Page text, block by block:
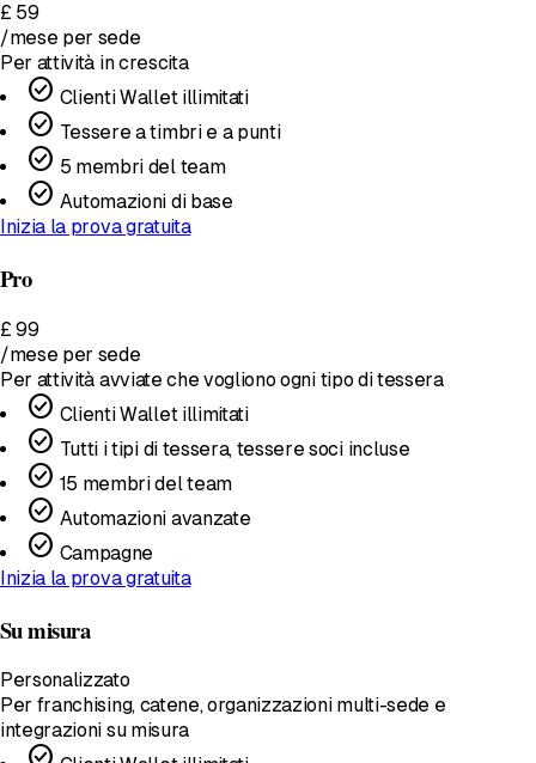
£ 59
/mese per sede
Per attività in crescita
check_circle Clienti Wallet illimitati
check_circle Tessere a timbri e a punti
check_circle 5 membri del team
check_circle Automazioni di base
Inizia la prova gratuita
Pro
£ 99
/mese per sede
Per attività avviate che vogliono ogni tipo di tessera
check_circle Clienti Wallet illimitati
check_circle Tutti i tipi di tessera, tessere soci incluse
check_circle 15 membri del team
check_circle Automazioni avanzate
check_circle Campagne
Inizia la prova gratuita
Su misura
Personalizzato
Per franchising, catene, organizzazioni multi-sede e
integrazioni su misura